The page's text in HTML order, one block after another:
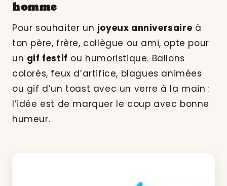
homme
Pour souhaiter un joyeux anniversaire à
ton père, frère, collègue ou ami, opte pour
un gif festif ou humoristique. Ballons
colorés, feux d’artifice, blagues animées
ou gif d’un toast avec un verre à la main :
l’idée est de marquer le coup avec bonne
humeur.